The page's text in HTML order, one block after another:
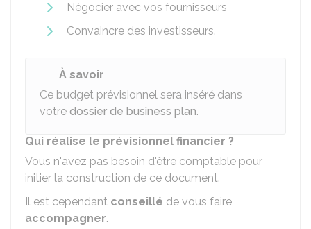
Négocier avec vos fournisseurs
Convaincre des investisseurs.
À savoir
Ce budget prévisionnel sera inséré dans
votre dossier de business plan.
Qui réalise le prévisionnel financier ?
Vous n'avez pas besoin d'être comptable pour
initier la construction de ce document.
Il est cependant conseillé de vous faire
accompagner.